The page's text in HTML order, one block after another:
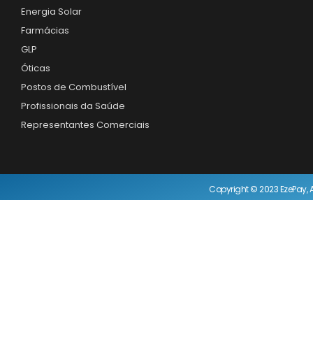
Energia Solar
Farmácias
GLP
Óticas
Postos de Combustível
Profissionais da Saúde
Representantes Comerciais
Copyright © 2023 EzePay,